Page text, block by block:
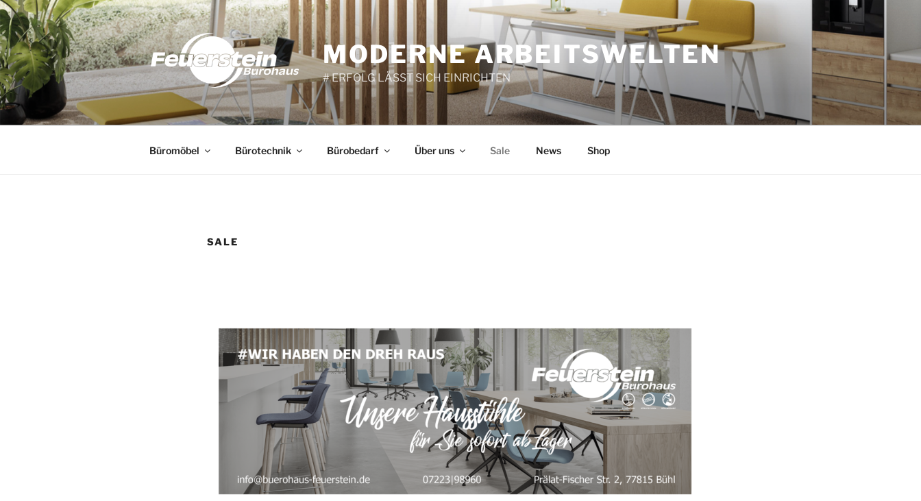
Zum
Inhalt
springen
MODERNE ARBEITSWELTEN
# ERFOLG LÄSST SICH EINRICHTEN
Büromöbel Bürotechnik Bürobedarf Über uns Sale News Shop
SALE